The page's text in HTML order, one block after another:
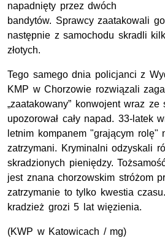
napadnięty przez dwóch
bandytów. Sprawcy zaatakowali
następnie z samochodu skradli
złotych.
Tego samego dnia policjanci z
KMP w Chorzowie rozwiązali
„zaatakowany” konwojent wraz
upozorował cały napad. 33-latek
letnim kompanem "grającym rolę"
zatrzymani. Kryminalni odzyskali
skradzionych pieniędzy.
jest znana chorzowskim stróżom
zatrzymanie to tylko kwestia
kradzież grozi 5 lat więzienia.
(KWP w Katowicach / mg)